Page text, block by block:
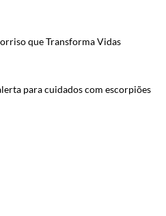
que Transforma Vidas
para cuidados com escorpiões